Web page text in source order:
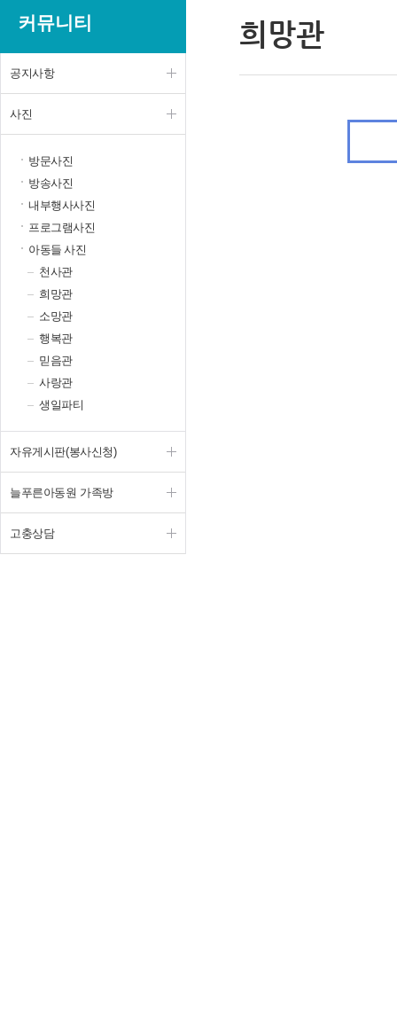
커뮤니티
공지사항
사진
방문사진
방송사진
내부행사사진
프로그램사진
아동들 사진
천사관
희망관
소망관
행복관
믿음관
사랑관
생일파티
자유게시판(봉사신청)
늘푸른아동원 가족방
고충상담
희망관